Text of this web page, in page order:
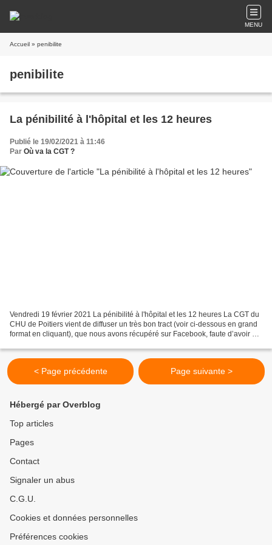
MENU
Accueil » penibilite
penibilite
La pénibilité à l'hôpital et les 12 heures
Publié le 19/02/2021 à 11:46
Par Où va la CGT ?
Vendredi 19 février 2021 La pénibilité à l'hôpital et les 12 heures La CGT du
CHU de Poitiers vient de diffuser un très bon tract (voir ci-dessous en grand
format en cliquant), que nous avons récupéré sur Facebook, faute d’avoir un
< Page précédente Page suivante >
Hébergé par Overblog
Top articles
Pages
Contact
Signaler un abus
C.G.U.
Cookies et données personnelles
Préférences cookies